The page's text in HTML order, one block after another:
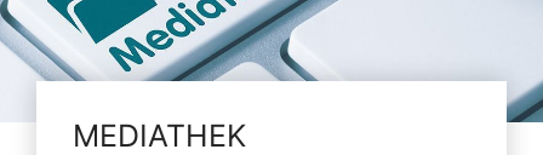
MEDIATHEK